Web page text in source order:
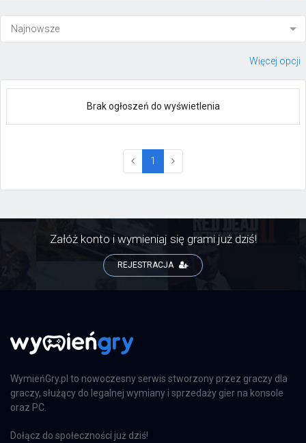
Więcej opcji
Brak ogłoszeń do wyświetlenia
1 (current)
Załóż konto i wymieniaj się grami już dziś!
REJESTRACJA
WymieńGry.pl to nowoczesny serwis stworzony przez graczy dla
graczy, służący do legalnej wymiany i sprzedaży gier na konsole
oraz PC.
Dołącz do społeczności już dziś!